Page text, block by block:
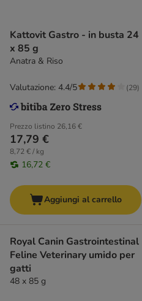
Kattovit Gastro - in busta 24
x 85 g
Anatra & Riso
Prezzo listino 26,16 €
17,79 €
8,72 € / kg
16,72 €
Valutazione: 4.4/5 (29)
Aggiungi al carrello
Royal Canin Gastrointestinal
Feline Veterinary umido per
gatti
48 x 85 g